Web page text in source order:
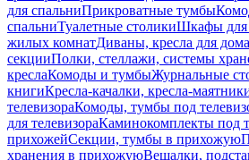
для спальниПрикроватные тумбы
спальниТуалетные столикиШкафы для
жилых комнатДиваны, кресла для дома
секцииПолки, стеллажи, системы
креслаКомоды и тумбыЖурнальные
книгиКресла-качалки, кресла-
телевизораКомоды, тумбы под
для телевизораКаминокомплекты под
прихожейСекции, тумбы в прихожую
хранения в прихожуюВешалки,